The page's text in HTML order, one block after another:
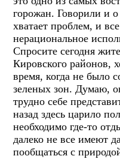
горожан. Говорили и
хватает проблем, и
нерациональное
Спросите сегодня
Кировского районов,
время, когда не было
зеленых зон. Думаю,
трудно себе
назад здесь царило
необходимо где-то
далеко не все имеют
пообщаться с